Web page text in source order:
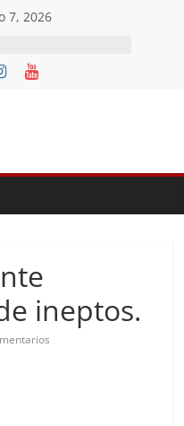
7, 2026
II Tomo del
ineptos.